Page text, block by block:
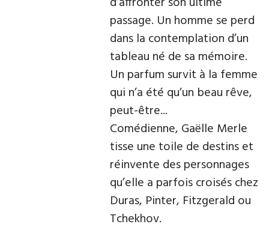
passage. Un homme se perd
dans la contemplation d’un
tableau né de sa mémoire.
Un parfum survit à la femme
qui n’a été qu’un beau rêve,
peut-être...
Comédienne, Gaëlle Merle
tisse une toile de destins et
réinvente des personnages
qu’elle a parfois croisés chez
Duras, Pinter, Fitzgerald ou
Tchekhov.